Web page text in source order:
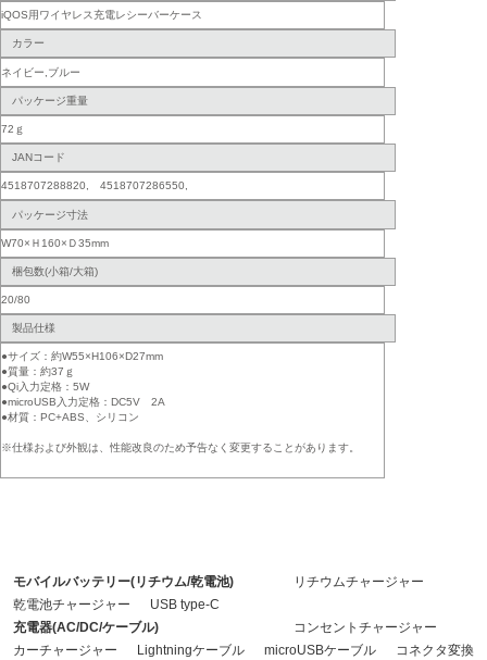
iQOS用ワイヤレス充電レシーバーケース
カラー
ネイビー,ブルー
パッケージ重量
72ｇ
JANコード
4518707288820, 4518707286550,
パッケージ寸法
W70×Ｈ160×Ｄ35mm
梱包数(小箱/大箱)
20/80
製品仕様
●サイズ：約W55×H106×D27mm
●質量：約37ｇ
●Qi入力定格：5W
●microUSB入力定格：DC5V 2A
●材質：PC+ABS、シリコン
※仕様および外観は、性能改良のため予告なく変更することがあります。
モバイルバッテリー(リチウム/乾電池)
リチウムチャージャー
乾電池チャージャー
USB type-C
充電器(AC/DC/ケーブル)
コンセントチャージャー
カーチャージャー
Lightningケーブル microUSBケーブル コネクタ変換